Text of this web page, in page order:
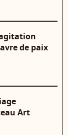
de paix
Art